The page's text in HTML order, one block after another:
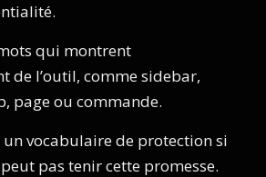
qui montrent
de l’outil, comme sidebar,
page ou commande.
un vocabulaire de protection si
pas tenir cette promesse.